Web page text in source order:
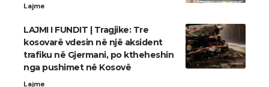
Lajme
LAJMI I FUNDIT | Tragjike: Tre
kosovarë vdesin në një aksident
trafiku në Gjermani, po ktheheshin
nga pushimet në Kosovë
Lajme